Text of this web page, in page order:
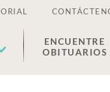
ENCUENTRE
OBITUARIOS